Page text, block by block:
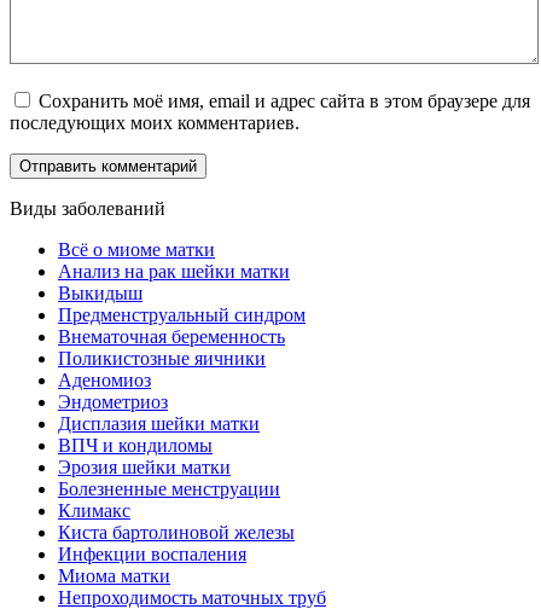
Сохранить моё имя, email и адрес сайта в этом браузере для
последующих моих комментариев.
Виды заболеваний
Всё о миоме матки
Анализ на рак шейки матки
Выкидыш
Предменструальный синдром
Внематочная беременность
Поликистозные яичники
Аденомиоз
Эндометриоз
Дисплазия шейки матки
ВПЧ и кондиломы
Эрозия шейки матки
Болезненные менструации
Климакс
Киста бартолиновой железы
Инфекции воспаления
Миома матки
Непроходимость маточных труб